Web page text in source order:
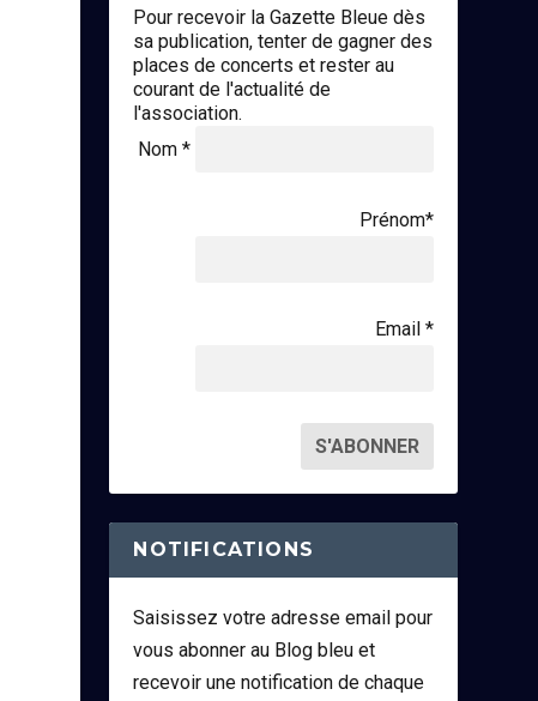
Pour recevoir la Gazette Bleue dès
sa publication, tenter de gagner des
places de concerts et rester au
courant de l'actualité de
l'association.
Nom *
Prénom*
Email *
NOTIFICATIONS
Saisissez votre adresse email pour
vous abonner au Blog bleu et
recevoir une notification de chaque